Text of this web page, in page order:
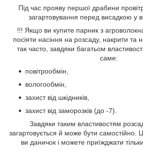
Під час прояву першої драбини
загартовування перед висадкою у
!!! Якщо ви купите парник з
посіяти насіння на розсаду, накрити та
так часто, завдяки багатьом
саме:
повітрообмін,
вологообмін,
захист від шкідників,
захист від заморозків (до -7).
Завдяки таким властивостям
загартовується й може бути самостійно.
ви даничок і можете приїжджати